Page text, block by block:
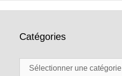
Catégories
Catégories